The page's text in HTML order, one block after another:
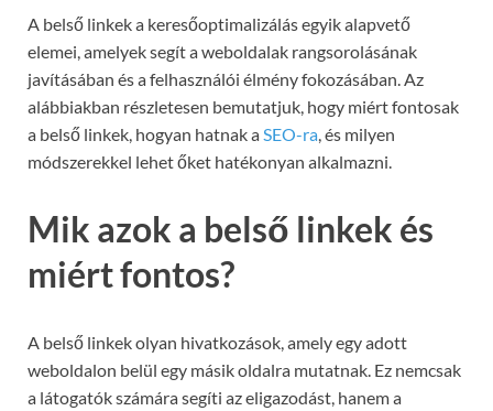
A belső linkek a keresőoptimalizálás egyik alapvető
elemei, amelyek segít a weboldalak rangsorolásának
javításában és a felhasználói élmény fokozásában. Az
alábbiakban részletesen bemutatjuk, hogy miért fontosak
a belső linkek, hogyan hatnak a SEO-ra , és milyen
módszerekkel lehet őket hatékonyan alkalmazni.
Mik azok a belső linkek és
miért fontos?
A belső linkek olyan hivatkozások, amely egy adott
weboldalon belül egy másik oldalra mutatnak. Ez nemcsak
a látogatók számára segíti az eligazodást, hanem a